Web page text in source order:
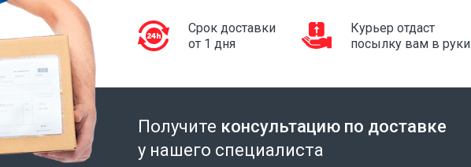
Срок доставки
от 1 дня
Курьер отдаст
посылку вам в руки
Получите консультацию по доставке
у нашего специалиста